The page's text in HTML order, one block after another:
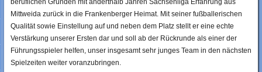
Mittweida zurück in die Frankenberger Heimat. Mit seiner fußballerischen
Qualität sowie Einstellung auf und neben dem Platz stellt er eine echte
Verstärkung unserer Ersten dar und soll ab der Rückrunde als einer der
Führungsspieler helfen, unser insgesamt sehr junges Team in den nächsten
Spielzeiten weiter voranzubringen.